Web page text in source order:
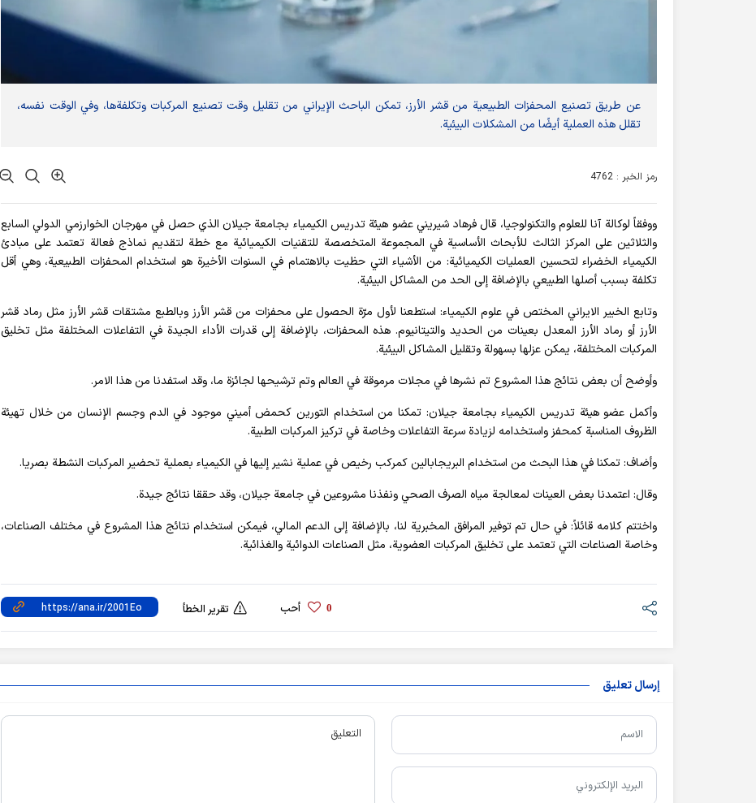
عن طريق تصنيع المحفزات الطبيعية من قشر الأرز، تمكن الباحث الإيراني من تقليل وقت تصنيع المركبات وتكلفةها، وفي الوقت نفسه،
تقلل هذه العملية أيضًا من المشكلات البيئية.
رمز الخبر : 4762
ووفقاً لوكالة آنا للعلوم والتكنولوجيا، قال فرهاد شيريني عضو هيئة تدريس الكيمياء بجامعة جيلان الذي حصل في مهرجان الخوارزمي الدولي السابع
والثلاثين على المركز الثالث للأبحاث الأساسية في المجموعة المتخصصة للتقنيات الكيميائية مع خطة لتقديم نماذج فعالة تعتمد على مبادئ
الكيمياء الخضراء لتحسين العمليات الكيميائية: من الأشياء التي حظيت بالاهتمام في السنوات الأخيرة هو استخدام المحفزات الطبيعية، وهي أقل
تكلفة بسبب أصلها الطبيعي بالإضافة إلى الحد من المشاكل البيئية.
وتابع الخبير الايراني المختص في علوم الكيمياء: استطعنا لأول مرّة الحصول على محفزات من قشر الأرز وبالطبع مشتقات قشر الأرز مثل رماد قشر
الأرز أو رماد الأرز المعدل بعينات من الحديد والتيتانيوم. هذه المحفزات، بالإضافة إلى قدرات الأداء الجيدة في التفاعلات المختلفة مثل تخليق
المركبات المختلفة، يمكن عزلها بسهولة وتقليل المشاكل البيئية.
وأوضح أن بعض نتائج هذا المشروع تم نشرها في مجلات مرموقة في العالم وتم ترشيحها لجائزة ما، وقد استفدنا من هذا الامر.
وأكمل عضو هيئة تدريس الكيمياء بجامعة جيلان: تمكنا من استخدام التورين كحمض أميني موجود في الدم وجسم الإنسان من خلال تهيئة
الظروف المناسبة كمحفز واستخدامه لزيادة سرعة التفاعلات وخاصة في تركيز المركبات الطبية.
وأضاف: تمكنا في هذا البحث من استخدام البريجابالين كمركب رخيص في عملية نشير إليها في الكيمياء بعملية تحضير المركبات النشطة بصريا.
وقال: اعتمدنا بعض العينات لمعالجة مياه الصرف الصحي ونفذنا مشروعين في جامعة جيلان، وقد حققا نتائج جيدة.
واختتم كلامه قائلاً: في حال تم توفير المرافق المخبرية لنا، بالإضافة إلى الدعم المالي، فيمكن استخدام نتائج هذا المشروع في مختلف الصناعات،
وخاصة الصناعات التي تعتمد على تخليق المركبات العضوية، مثل الصناعات الدوائية والغذائية.
0 أحب تقرير الخطأ
إرسال تعليق